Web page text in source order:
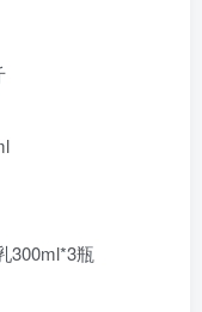
300ml*3瓶